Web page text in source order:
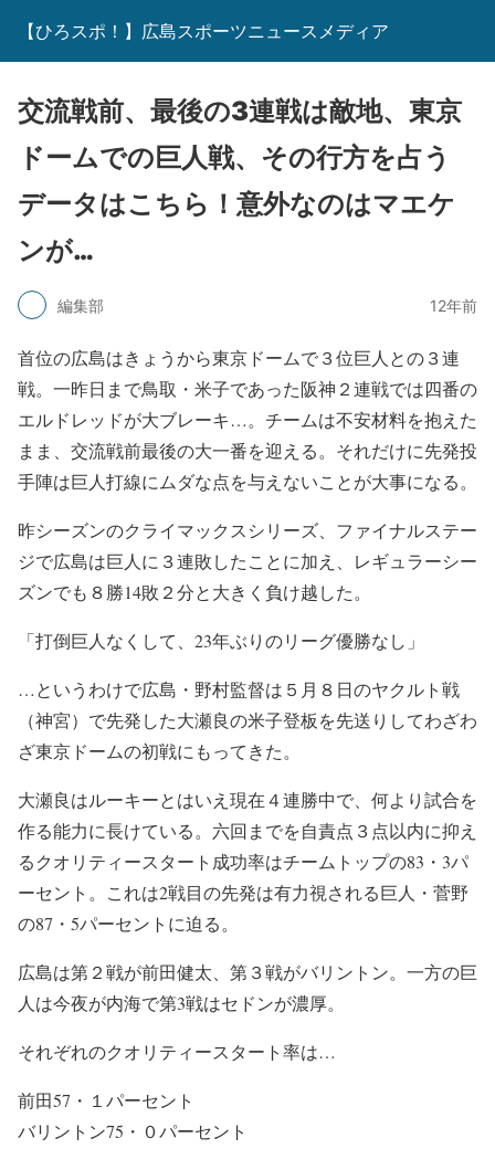
【ひろスポ！】広島スポーツニュースメディア
交流戦前、最後の3連戦は敵地、東京
ドームでの巨人戦、その行方を占う
データはこちら！意外なのはマエケ
ンが…
編集部 12年前
首位の広島はきょうから東京ドームで３位巨人との３連
戦。一昨日まで鳥取・米子であった阪神２連戦では四番の
エルドレッドが大ブレーキ…。チームは不安材料を抱えた
まま、交流戦前最後の大一番を迎える。それだけに先発投
手陣は巨人打線にムダな点を与えないことが大事になる。
昨シーズンのクライマックスシリーズ、ファイナルステー
ジで広島は巨人に３連敗したことに加え、レギュラーシー
ズンでも８勝14敗２分と大きく負け越した。
「打倒巨人なくして、23年ぶりのリーグ優勝なし」
…というわけで広島・野村監督は５月８日のヤクルト戦
（神宮）で先発した大瀬良の米子登板を先送りしてわざわ
ざ東京ドームの初戦にもってきた。
大瀬良はルーキーとはいえ現在４連勝中で、何より試合を
作る能力に長けている。六回までを自責点３点以内に抑え
るクオリティースタート成功率はチームトップの83・3パ
ーセント。これは2戦目の先発は有力視される巨人・菅野
の87・5パーセントに迫る。
広島は第２戦が前田健太、第３戦がバリントン。一方の巨
人は今夜が内海で第3戦はセドンが濃厚。
それぞれのクオリティースタート率は…
前田57・１パーセント
バリントン75・０パーセント